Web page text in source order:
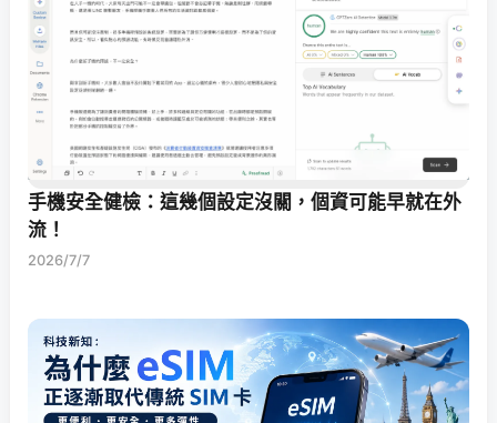
手機安全健檢：這幾個設定沒關，個資可能早就在外
流！
2026/7/7